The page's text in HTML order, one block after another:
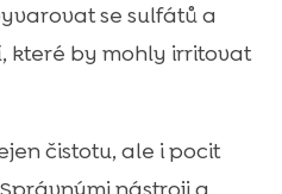
se sulfátů a
které by mohly irritovat
čistotu, ale i pocit